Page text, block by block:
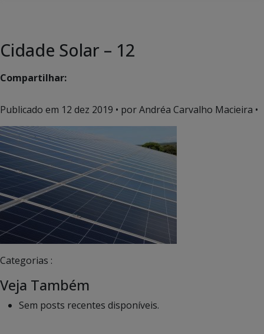
Cidade Solar – 12
Compartilhar:
Publicado em 12 dez 2019 • por Andréa Carvalho Macieira •
Categorias :
Veja Também
Sem posts recentes disponíveis.